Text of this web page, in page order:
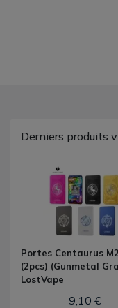
Derniers produits
Portes Centaurus
(2pcs) (Gunmetal
LostVape
9,10 €